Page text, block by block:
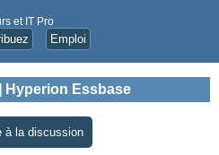
et IT Pro
Emploi
Hyperion Essbase
à la discussion